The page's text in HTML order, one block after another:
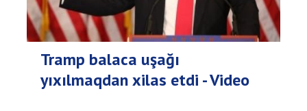
Tramp balaca uşağı
yıxılmaqdan xilas etdi - Video